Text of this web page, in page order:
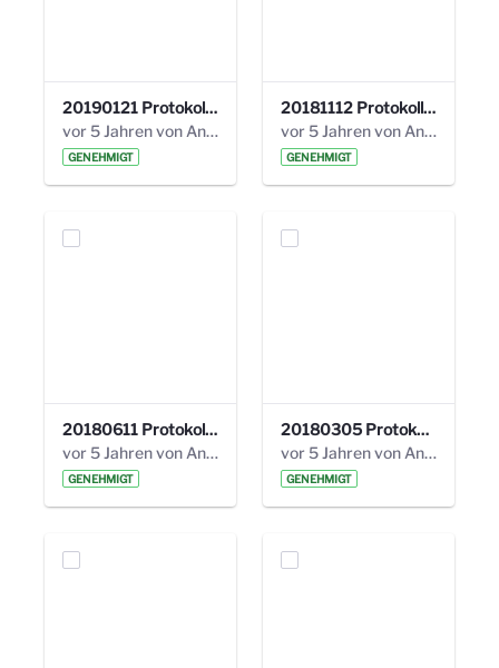
20190121 Protokoll 25. Steuerungskreis.pdf
vor 5 Jahren von Anni Schlumberger
GENEHMIGT
20181112 Protokoll 24. Steuerungskreis.pdf
vor 5 Jahren von Anni Schlumberger
GENEHMIGT
20180611 Protokoll 23. Steuerungskreis.pdf
vor 5 Jahren von Anni Schlumberger
GENEHMIGT
20180305 Protokoll 22. Steuerungskreis.pdf
vor 5 Jahren von Anni Schlumberger
GENEHMIGT